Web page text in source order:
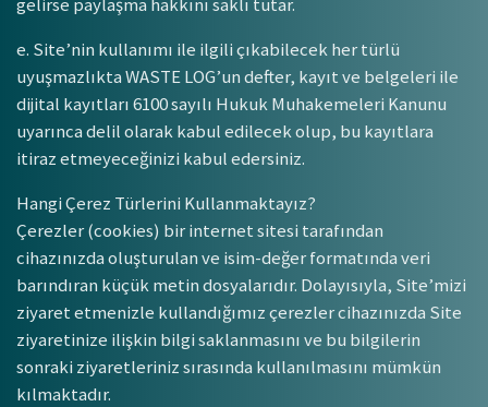
e. Site’nin kullanımı ile ilgili çıkabilecek her türlü
uyuşmazlıkta WASTE LOG’un defter, kayıt ve belgeleri ile
dijital kayıtları 6100 sayılı Hukuk Muhakemeleri Kanunu
uyarınca delil olarak kabul edilecek olup, bu kayıtlara
itiraz etmeyeceğinizi kabul edersiniz.
Hangi Çerez Türlerini Kullanmaktayız?
Çerezler (cookies) bir internet sitesi tarafından
cihazınızda oluşturulan ve isim-değer formatında veri
barındıran küçük metin dosyalarıdır. Dolayısıyla, Site’mizi
ziyaret etmenizle kullandığımız çerezler cihazınızda Site
ziyaretinize ilişkin bilgi saklanmasını ve bu bilgilerin
sonraki ziyaretleriniz sırasında kullanılmasını mümkün
kılmaktadır.